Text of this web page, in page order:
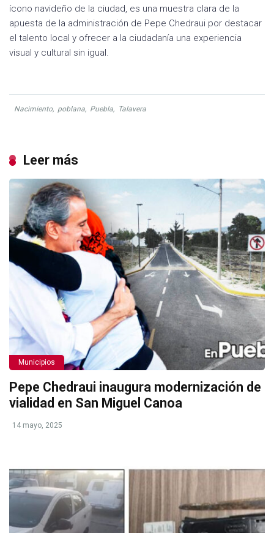
ícono navideño de la ciudad, es una muestra clara de la
apuesta de la administración de Pepe Chedraui por destacar
el talento local y ofrecer a la ciudadanía una experiencia
visual y cultural sin igual.
Nacimiento, poblana, Puebla, Talavera
Leer más
Municipios
Pepe Chedraui inaugura modernización de
vialidad en San Miguel Canoa
14 mayo, 2025